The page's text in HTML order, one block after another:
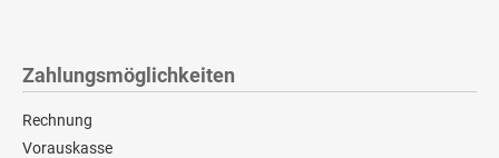
Zahlungsmöglichkeiten
Rechnung
Vorauskasse